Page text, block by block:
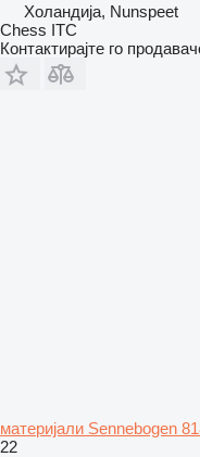
Холандија, Nunspeet
Chess ITC
Контактирајте го
материјали Sennebogen
22